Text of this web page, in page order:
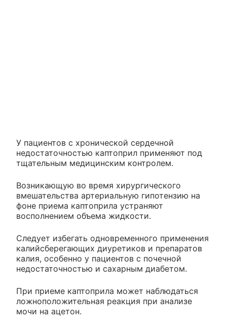
У пациентов с хронической сердечной
недостаточностью каптоприл применяют под
тщательным медицинским контролем.
Возникающую во время хирургического
вмешательства артериальную гипотензию на
фоне приема каптоприла устраняют
восполнением объема жидкости.
Следует избегать одновременного применения
калийсберегающих диуретиков и препаратов
калия, особенно у пациентов с почечной
недостаточностью и сахарным диабетом.
При приеме каптоприла может наблюдаться
ложноположительная реакция при анализе
мочи на ацетон.